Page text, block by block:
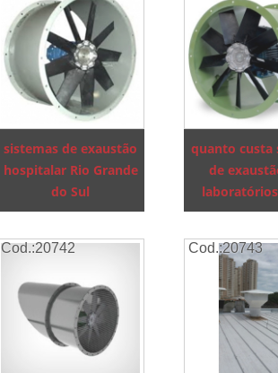
sistemas de exaustão
hospitalar Rio Grande
do Sul
quanto custa
de
Cod.:20742 Cod.:20743